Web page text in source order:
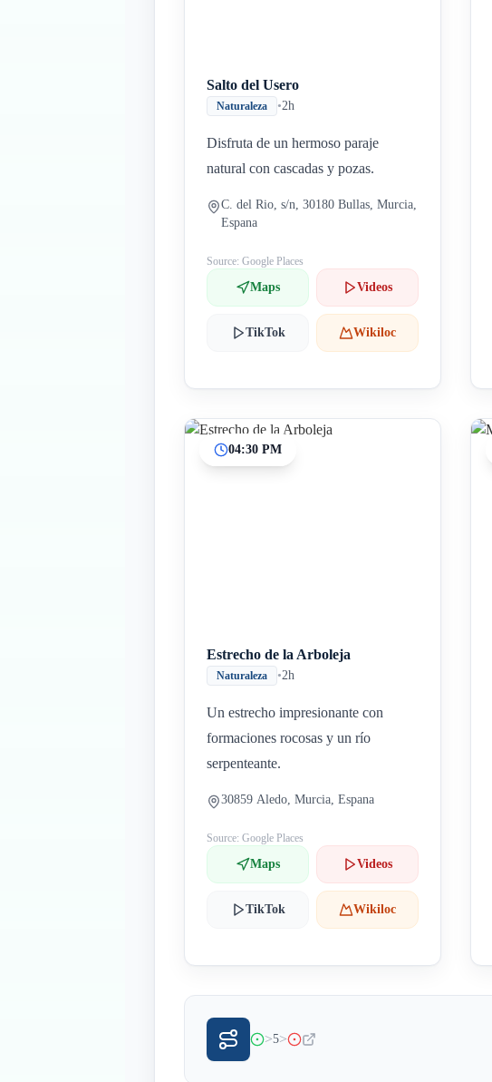
Salto del Usero
Naturaleza •2h
Disfruta de un hermoso paraje
natural con cascadas y pozas.
C. del Rio, s/n, 30180 Bullas, Murcia,
Espana
Source: Google Places
Maps Videos
TikTok Wikiloc
04:30 PM
Estrecho de la Arboleja
Naturaleza •2h
Un estrecho impresionante con
formaciones rocosas y un río
serpenteante.
30859 Aledo, Murcia, Espana
Source: Google Places
Maps Videos
TikTok Wikiloc
>5>